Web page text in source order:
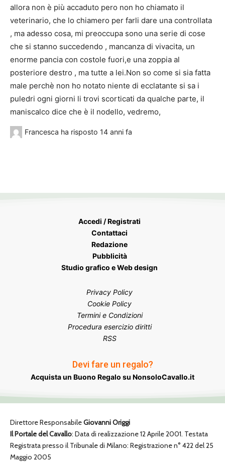
allora non è più accaduto pero non ho chiamato il
veterinario, che lo chiamero per farli dare una controllata
, ma adesso cosa, mi preoccupa sono una serie di cose
che si stanno succedendo , mancanza di vivacita, un
enorme pancia con costole fuori,e una zoppia al
posteriore destro , ma tutte a lei.Non so come si sia fatta
male perchè non ho notato niente di ecclatante si sa i
puledri ogni giorni li trovi scorticati da qualche parte, il
maniscalco dice che è il nodello, vedremo,
Francesca ha risposto 14 anni fa
Accedi / Registrati
Contattaci
Redazione
Pubblicità
Studio grafico e Web design
Privacy Policy
Cookie Policy
Termini e Condizioni
Procedura esercizio diritti
RSS
Devi fare un regalo?
Acquista un Buono Regalo su NonsoloCavallo.it
Direttore ResponsabileGiovanni Origgi
Il Portale del Cavallo: Data di realizzazione 12 Aprile 2001. Testata
Registrata presso il Tribunale di Milano: Registrazione n° 422 del 25
Maggio 2005